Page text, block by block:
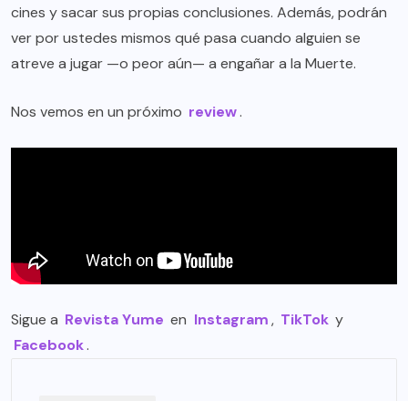
cines y sacar sus propias conclusiones. Además, podrán
ver por ustedes mismos qué pasa cuando alguien se
atreve a jugar —o peor aún— a engañar a la Muerte.
Nos vemos en un próximo review.
Sigue a Revista Yume en Instagram, TikTok y
Facebook.